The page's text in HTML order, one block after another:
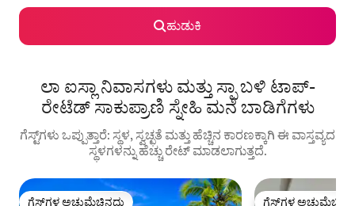
ಹುಡುಕಿ
ಲಾ ಐಸ್ಲಾ ನಿವಾಸಗಳು ಮತ್ತು ಸ್ಪಾ ಬಳಿ ಟಾಪ್-
ರೇಟೆಡ್ ಸಾಕುಪ್ರಾಣಿ ಸ್ನೇಹಿ ಮನೆ ಬಾಡಿಗೆಗಳು
ಗೆಸ್ಟ್‌ಗಳು ಒಪ್ಪುತ್ತಾರೆ: ಸ್ಥಳ, ಸ್ವಚ್ಛತೆ ಮತ್ತು ಹೆಚ್ಚಿನ ಕಾರಣಕ್ಕಾಗಿ ಈ ವಾಸ್ತವ್ಯದ
ಸ್ಥಳಗಳನ್ನು ಹೆಚ್ಚು ರೇಟ್ ಮಾಡಲಾಗುತ್ತದೆ.
ಗೆಸ್ಟ್‌ಗಳ ಅಚ್ಚುಮೆಚ್ಚಿನದು ಗೆಸ್ಟ್‌ಗಳ